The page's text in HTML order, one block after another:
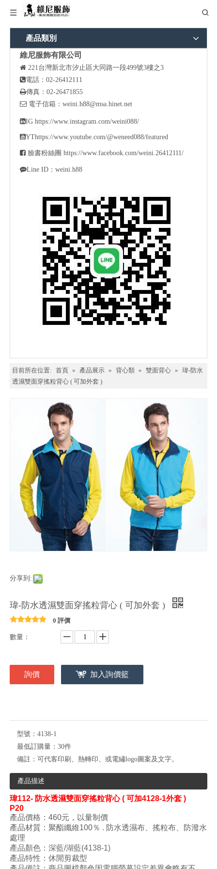
產品類別
維尼服飾有限公司
 221台灣新北市汐止區大同路一段499號3樓之3
電話：02-26412111
傳真：02-26471855
 電子信箱： weini.h88@msa.hinet.net
IG https://www.instagram.com/weini088/
YThttps://www.youtube.com/@weneed088/featured
 臉書粉絲團 https://www.facebook.com/weini.26412111/
Line ID：weini.h88
目前所在位置: 首頁 » 產品展示 » 背心類 » 雙面背心 » 瑋-防水
透濕雙面穿搖粒背心 ( 可加外套 )
分享到:
瑋-防水透濕雙面穿搖粒背心 ( 可加外套 )
0 評價
數量：
詢價 加入詢價籃
型號： 4138-1
最低訂購量： 30件
備註： 可代客印刷、熱轉印、或電繡logo圖案及文字。
產品描述
瑋112- 防水透濕雙面穿搖粒背心( 可加4128-1外套 )
P20
產品價格：460元，以量制價
產品材質： 聚酯纖維100％ . 防水透濕布 、搖粒布
防潑水
處理
產品顏色 ：深藍/湖藍(4138-1)
產品特性： 休閒剪裁型